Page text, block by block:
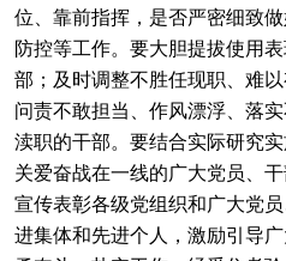
位、靠前指挥，是否严密细致
防控等工作。要大胆提拔使用
部；及时调整不胜任现职、难
问责不敢担当、作风漂浮、落
渎职的干部。要结合实际研究
关爱奋战在一线的广大党员、
宣传表彰各级党组织和广大党
进集体和先进个人，激励引导